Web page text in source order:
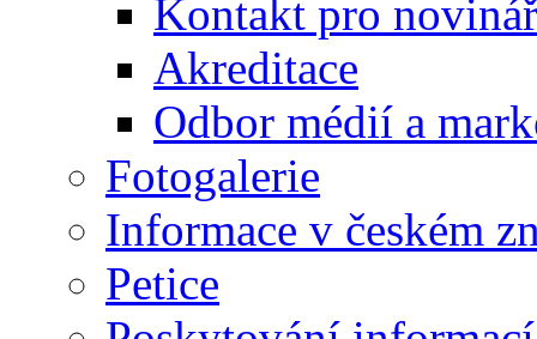
Kontakt pro
Akreditace
Odbor médií a
Fotogalerie
Informace v českém
Petice